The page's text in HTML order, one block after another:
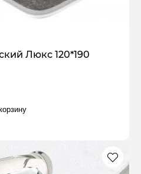
Люкс 120*190